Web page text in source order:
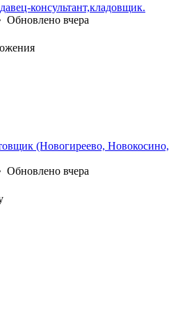
консультант,кладовщик.
Обновлено вчера
(Новогиреево, Новокосино,
Обновлено вчера